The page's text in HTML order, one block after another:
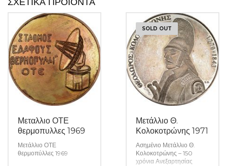
Μεταλλιο ΟΤΕ
θερμοπυλλες 1969
Μετάλλιο ΟΤΕ
θερμοπύλλες 1969
SOLD OUT
Μετάλλιο Θ.
Κολοκοτρώνης 1971
Ασημένιο Μετάλλιο Θ.
Κολοκοτρώνης – 150
χρόνια Ανεξαρτησίας